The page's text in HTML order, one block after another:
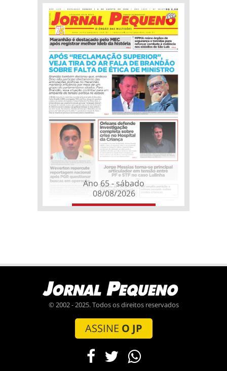
Ano 65 - sábado
08/08/2026
© 2002 - 2025. Todos os direitos reservados
ASSINE O JP